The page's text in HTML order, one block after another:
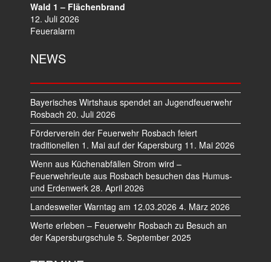
Wald 1 – Flächenbrand
12. Juli 2026
Feueralarm
NEWS
Bayerisches Wirtshaus spendet an Jugendfeuerwehr
Rosbach 20. Juli 2026
Förderverein der Feuerwehr Rosbach feiert
traditionellen 1. Mai auf der Kapersburg 11. Mai 2026
Wenn aus Küchenabfällen Strom wird –
Feuerwehrleute aus Rosbach besuchen das Humus-
und Erdenwerk 28. April 2026
Landesweiter Warntag am 12.03.2026 4. März 2026
Werte erleben – Feuerwehr Rosbach zu Besuch an
der Kapersburgschule 5. September 2025